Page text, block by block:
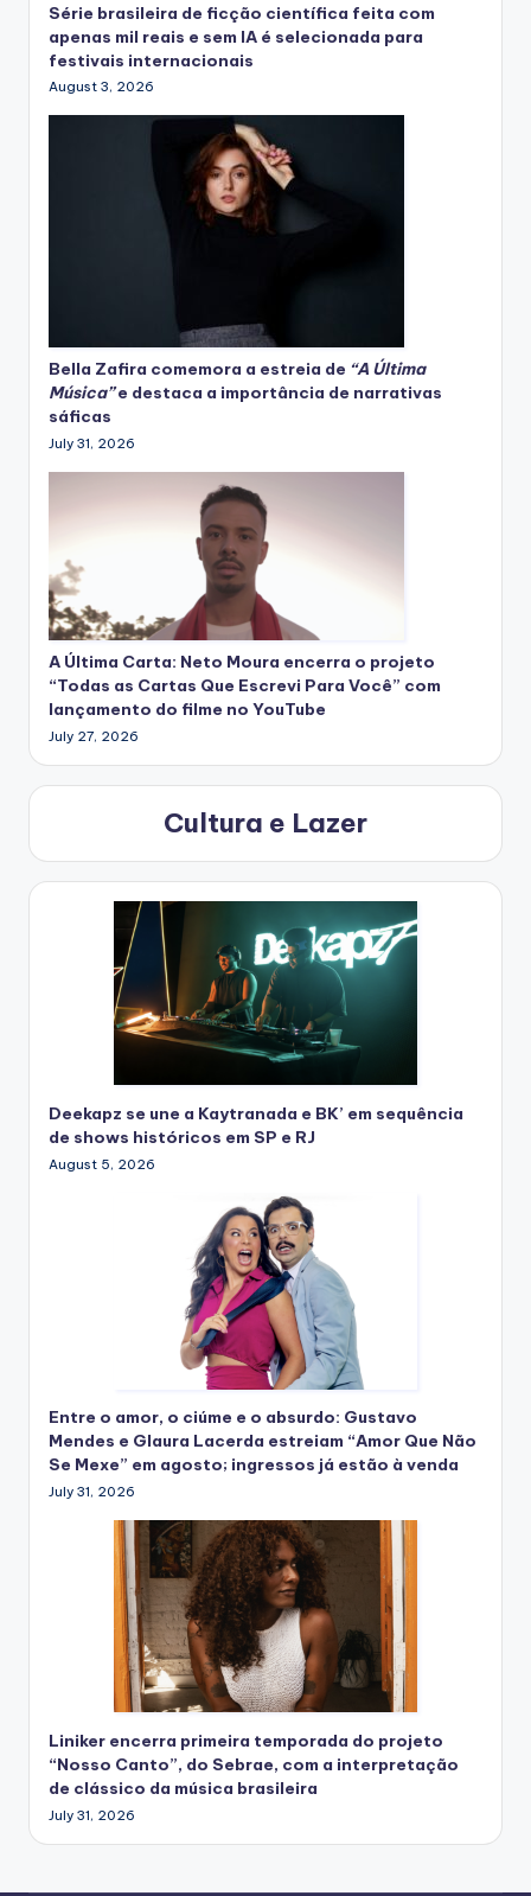
Série brasileira de ficção científica feita com
apenas mil reais e sem IA é selecionada para
festivais internacionais
August 3, 2026
Bella Zafira comemora a estreia de “A Última
Música”e destaca a importância de narrativas
sáficas
July 31, 2026
A Última Carta: Neto Moura encerra o projeto
“Todas as Cartas Que Escrevi Para Você” com
lançamento do filme no YouTube
July 27, 2026
Cultura e Lazer
Deekapz se une a Kaytranada e BK’ em sequência
de shows históricos em SP e RJ
August 5, 2026
Entre o amor, o ciúme e o absurdo: Gustavo
Mendes e Glaura Lacerda estreiam “Amor Que Não
Se Mexe” em agosto; ingressos já estão à venda
July 31, 2026
Liniker encerra primeira temporada do projeto
“Nosso Canto”, do Sebrae, com a interpretação
de clássico da música brasileira
July 31, 2026